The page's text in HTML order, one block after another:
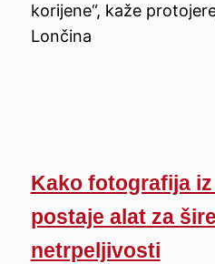
korijene“, kaže
Lončina
Kako fotografija
postaje alat za
netrpeljivosti